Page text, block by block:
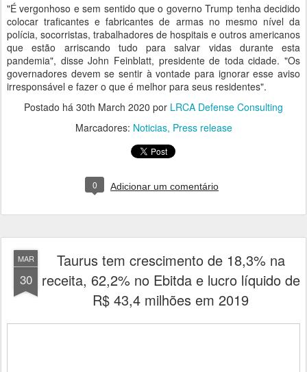
"É vergonhoso e sem sentido que o governo Trump tenha decidido
colocar traficantes e fabricantes de armas no mesmo nível da
polícia, socorristas, trabalhadores de hospitais e outros americanos
que estão arriscando tudo para salvar vidas durante esta
pandemia", disse John Feinblatt, presidente de toda cidade. "Os
governadores devem se sentir à vontade para ignorar esse aviso
irresponsável e fazer o que é melhor para seus residentes".
Postado há 30th March 2020 por LRCA Defense Consulting
Marcadores: Noticias Press release
0 Adicionar um comentário
MAR
30
Taurus tem crescimento de 18,3% na
receita, 62,2% no Ebitda e lucro líquido de
R$ 43,4 milhões em 2019